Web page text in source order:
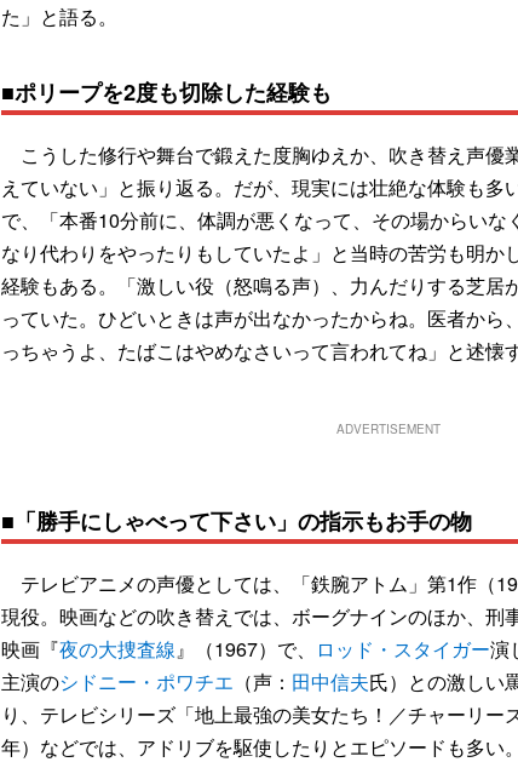
た」と語る。
■ポリープを2度も切除した経験も
こうした修行や舞台で鍛えた度胸ゆえか、吹き替え声優
えていない」と振り返る。だが、現実には壮絶な体験も多
で、「本番10分前に、体調が悪くなって、その場からいな
なり代わりをやったりもしていたよ」と当時の苦労も明か
経験もある。「激しい役（怒鳴る声）、力んだりする芝居
っていた。ひどいときは声が出なかったからね。医者から
っちゃうよ、たばこはやめなさいって言われてね」と述懐す
ADVERTISEMENT
■「勝手にしゃべって下さい」の指示もお手の物
テレビアニメの声優としては、「鉄腕アトム」第1作（
現役。映画などの吹き替えでは、ボーグナインのほか、刑
映画『夜の大捜査線』（1967）で、 ロッド・スタイガー演
主演のシドニー・ポワチエ （声： 田中信夫氏）との激しい
り、テレビシリーズ「地上最強の美女たち！／チャーリー
年）などでは、アドリブを駆使したりとエピソードも多い